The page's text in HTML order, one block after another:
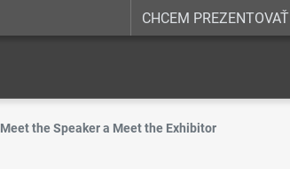
CHCEM PREZENTOVAŤ
Meet the Speaker a Meet the Exhibitor